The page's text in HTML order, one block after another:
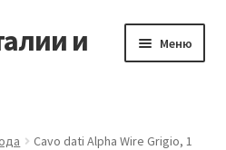
и
Меню
Cavo dati Alpha Wire Grigio, 1